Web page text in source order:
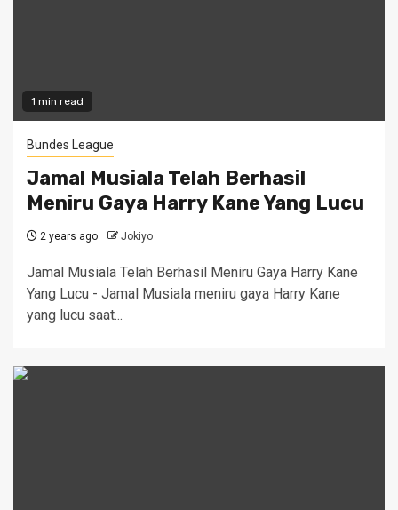
1 min read
Bundes League
Jamal Musiala Telah Berhasil
Meniru Gaya Harry Kane Yang Lucu
2 years ago Jokiyo
Jamal Musiala Telah Berhasil Meniru Gaya Harry Kane
Yang Lucu - Jamal Musiala meniru gaya Harry Kane
yang lucu saat...